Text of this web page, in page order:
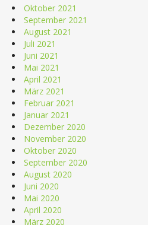
Oktober 2021
September 2021
August 2021
Juli 2021
Juni 2021
Mai 2021
April 2021
März 2021
Februar 2021
Januar 2021
Dezember 2020
November 2020
Oktober 2020
September 2020
August 2020
Juni 2020
Mai 2020
April 2020
März 2020